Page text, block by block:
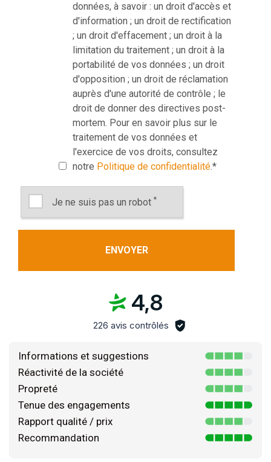
données, à savoir : un droit d'accès et
d'information ; un droit de rectification
; un droit d'effacement ; un droit à la
limitation du traitement ; un droit à la
portabilité de vos données ; un droit
d'opposition ; un droit de réclamation
auprès d'une autorité de contrôle ; le
droit de donner des directives post-
mortem. Pour en savoir plus sur le
traitement de vos données et
l'exercice de vos droits, consultez
notre Politique de confidentialité.*
Je ne suis pas un robot *
4,8
226 avis contrôlés
Informations et suggestions
Réactivité de la société
Propreté
Tenue des engagements
Rapport qualité / prix
Recommandation